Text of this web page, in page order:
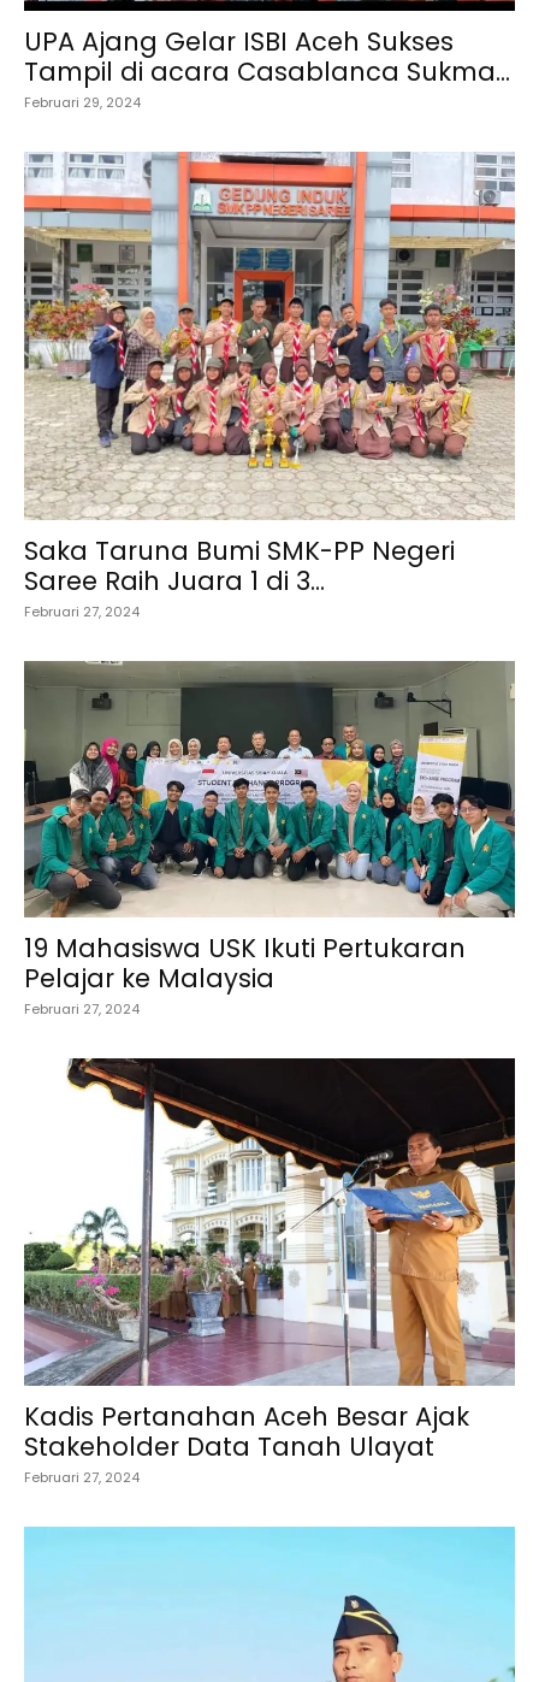
UPA Ajang Gelar ISBI Aceh Sukses
Tampil di acara Casablanca Sukma...
Februari 29, 2024
Saka Taruna Bumi SMK-PP Negeri
Saree Raih Juara 1 di 3...
Februari 27, 2024
19 Mahasiswa USK Ikuti Pertukaran
Pelajar ke Malaysia
Februari 27, 2024
Kadis Pertanahan Aceh Besar Ajak
Stakeholder Data Tanah Ulayat
Februari 27, 2024